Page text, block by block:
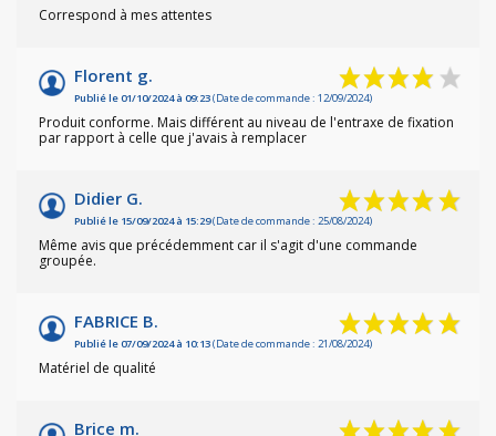
Correspond à mes attentes
Florent g.
Publié le 01/10/2024 à 09:23(Date de commande : 12/09/2024)
Produit conforme. Mais différent au niveau de l'entraxe de fixation
par rapport à celle que j'avais à remplacer
Didier G.
Publié le 15/09/2024 à 15:29(Date de commande : 25/08/2024)
Même avis que précédemment car il s'agit d'une commande
groupée.
FABRICE B.
Publié le 07/09/2024 à 10:13(Date de commande : 21/08/2024)
Matériel de qualité
Brice m.